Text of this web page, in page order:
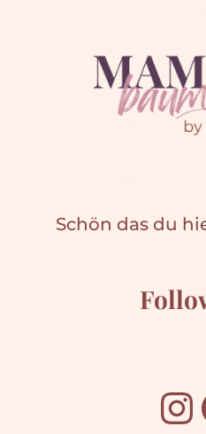
Schön das du
Instagram